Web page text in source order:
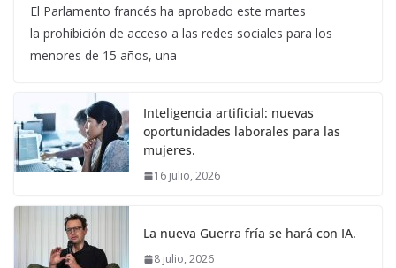
El Parlamento francés ha aprobado este martes
la prohibición de acceso a las redes sociales para los
menores de 15 años, una
Inteligencia artificial: nuevas
oportunidades laborales para las
mujeres.
16 julio, 2026
La nueva Guerra fría se hará con IA.
8 julio, 2026